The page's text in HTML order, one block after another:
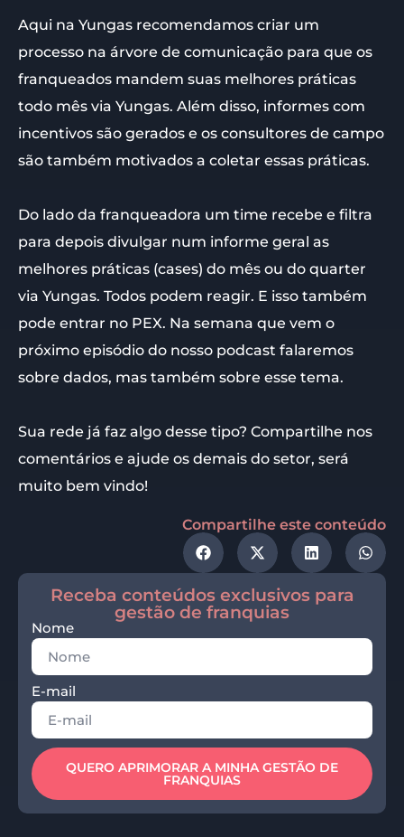
Aqui na Yungas recomendamos criar um
processo na árvore de comunicação para que os
franqueados mandem suas melhores práticas
todo mês via Yungas. Além disso, informes com
incentivos são gerados e os consultores de campo
são também motivados a coletar essas práticas.
Do lado da franqueadora um time recebe e filtra
para depois divulgar num informe geral as
melhores práticas (cases) do mês ou do quarter
via Yungas. Todos podem reagir. E isso também
pode entrar no PEX. Na semana que vem o
próximo episódio do nosso podcast falaremos
sobre dados, mas também sobre esse tema.
Sua rede já faz algo desse tipo? Compartilhe nos
comentários e ajude os demais do setor, será
muito bem vindo!
Compartilhe este conteúdo
Receba conteúdos exclusivos para
gestão de franquias
Nome
E-mail
QUERO APRIMORAR A MINHA GESTÃO DE
FRANQUIAS